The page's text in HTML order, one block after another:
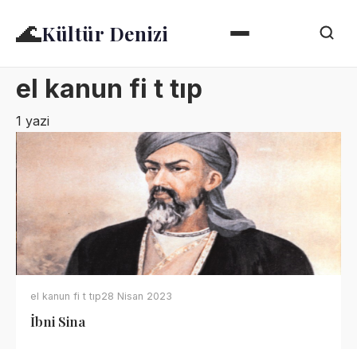
🌊Kültür Denizi
el kanun fi t tıp
1 yazi
el kanun fi t tıp28 Nisan 2023
İbni Sina